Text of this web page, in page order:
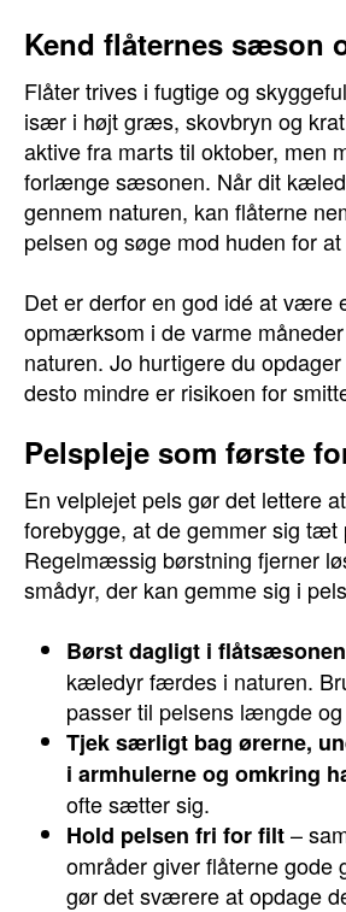
Kend flåternes sæson
Flåter trives i fugtige og
især i højt græs, skovbryn og
aktive fra marts til oktober, men
forlænge sæsonen. Når dit
gennem naturen, kan flåterne
pelsen og søge mod huden for
Det er derfor en god idé at være
opmærksom i de varme
naturen. Jo hurtigere du
desto mindre er risikoen for
Pelspleje som første
En velplejet pels gør det lettere
forebygge, at de gemmer sig tæt
Regelmæssig børstning fjerner
smådyr, der kan gemme sig i
Børst dagligt i flåtsæsonen
kæledyr færdes i naturen.
passer til pelsens længde
Tjek særligt bag ørerne,
i armhulerne og omkring
ofte sætter sig.
Hold pelsen fri for filt–
områder giver flåterne gode
gør det sværere at opdage